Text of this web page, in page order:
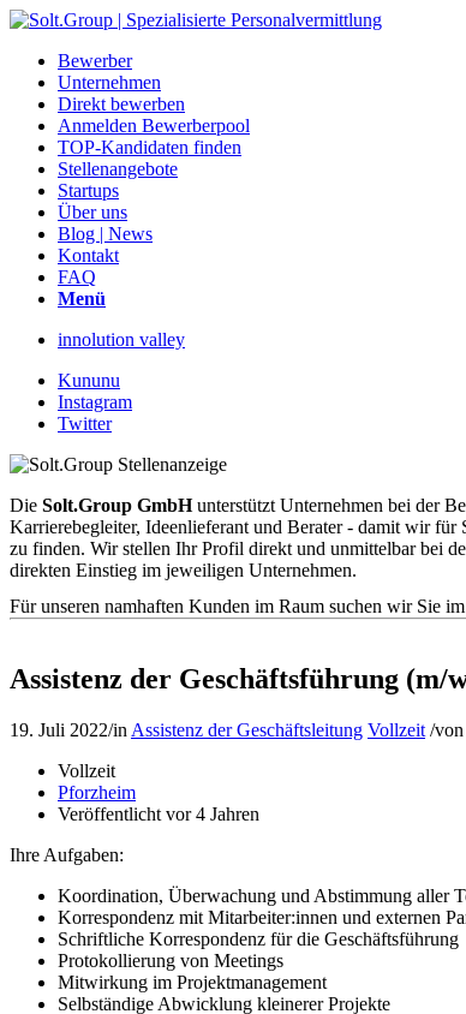
Bewerber
Unternehmen
Direkt bewerben
Anmelden Bewerberpool
TOP-Kandidaten finden
Stellenangebote
Startups
Über uns
Blog | News
Kontakt
FAQ
Menü
innolution valley
Kununu
Instagram
Twitter
Die Solt.Group GmbHunterstützt Unternehmen bei der
Karrierebegleiter, Ideenlieferant und Berater - damit wir
zu finden. Wir stellen Ihr Profil direkt und unmittelbar bei
direkten Einstieg im jeweiligen Unternehmen.
Für unseren namhaften Kunden im Raum suchen wir Sie
Assistenz der Geschäftsführung (m/
19. Juli 2022/in Assistenz der Geschäftsleitung Vollzeit /von
Vollzeit
Pforzheim
Veröffentlicht vor 4 Jahren
Ihre Aufgaben:
Koordination, Überwachung und Abstimmung aller
Korrespondenz mit Mitarbeiter:innen und externen
Schriftliche Korrespondenz für die Geschäftsführung
Protokollierung von Meetings
Mitwirkung im Projektmanagement
Selbständige Abwicklung kleinerer Projekte